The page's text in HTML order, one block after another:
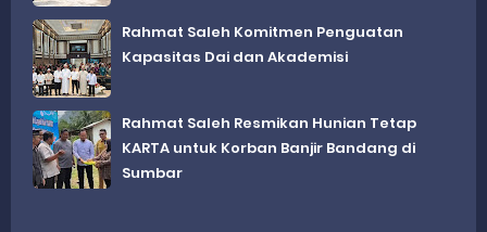
Rahmat Saleh Komitmen Penguatan
Kapasitas Dai dan Akademisi
Rahmat Saleh Resmikan Hunian Tetap
KARTA untuk Korban Banjir Bandang di
Sumbar